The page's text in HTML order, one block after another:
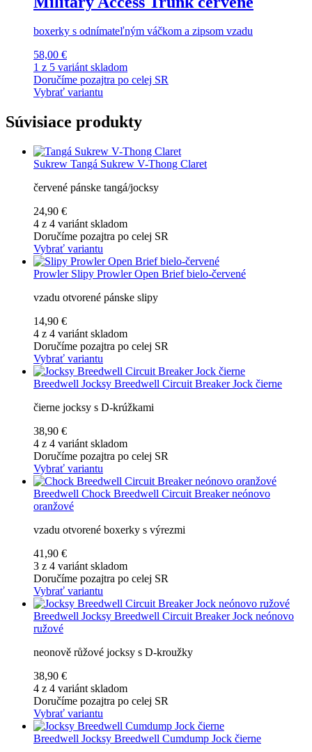
boxerky s odnímateľným váčkom a zipsom vzadu
58,00 €
1 z 5 variánt skladom
Doručíme pozajtra po celej SR
Vybrať variantu
Súvisiace produkty
Sukrew Tangá Sukrew V-Thong Claret
červené pánske tangá/jocksy
24,90 €
4 z 4 variánt skladom
Doručíme pozajtra po celej SR
Vybrať variantu
Prowler Slipy Prowler Open Brief bielo-červené
vzadu otvorené pánske slipy
14,90 €
4 z 4 variánt skladom
Doručíme pozajtra po celej SR
Vybrať variantu
Breedwell Jocksy Breedwell Circuit Breaker Jock čierne
čierne jocksy s D-krúžkami
38,90 €
4 z 4 variánt skladom
Doručíme pozajtra po celej SR
Vybrať variantu
Breedwell Chock Breedwell Circuit Breaker neónovo
oranžové
vzadu otvorené boxerky s výrezmi
41,90 €
3 z 4 variánt skladom
Doručíme pozajtra po celej SR
Vybrať variantu
Breedwell Jocksy Breedwell Circuit Breaker Jock neónovo
ružové
neonově růžové jocksy s D-kroužky
38,90 €
4 z 4 variánt skladom
Doručíme pozajtra po celej SR
Vybrať variantu
Breedwell Jocksy Breedwell Cumdump Jock čierne